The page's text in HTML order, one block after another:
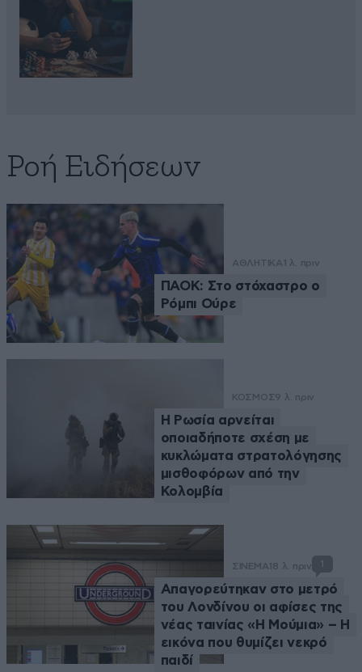
Ροή Ειδήσεων
ΑΘΛΗΤΙΚΑ 1 λ. πριν
ΠΑΟΚ: Στο στόχαστρο ο
Ρόμπι Ούρε
ΚΟΣΜΟΣ9 λ. πριν
Η Ρωσία αρνείται
οποιαδήποτε σχέση με
κυκλώματα στρατολόγησης
μισθοφόρων από την
Κολομβία
ΣΙΝΕΜΑ 18 λ. πριν 1
Απαγορεύτηκαν στο μετρό
του Λονδίνου οι αφίσες της
νέας ταινίας «Η Μούμια» – Η
εικόνα που θυμίζει νεκρό
παιδί